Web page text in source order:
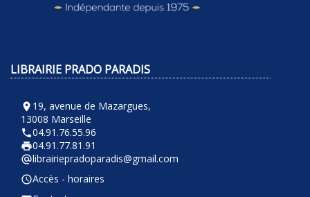
LIBRAIRIE PRADO PARADIS
room 19, avenue de Mazargues,
13008 Marseille
phone04.91.76.55.96
local_printshop04.91.77.81.91
alternate_emaillibrairiepradoparadis@gmail.com
query_builderAccès - horaires